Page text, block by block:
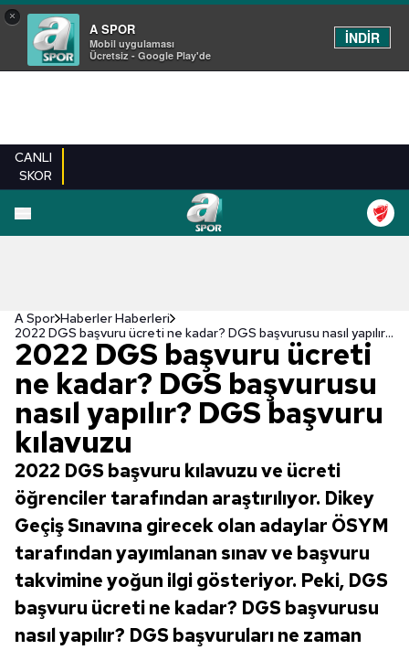
×
A SPOR
Mobil uygulaması
Ücretsiz - Google Play'de
İNDİR
CANLI
SKOR
A Spor Haberler Haberleri
2022 DGS başvuru ücreti ne kadar? DGS başvurusu nasıl yapılır? DGS başvuru kılavuzu
2022 DGS başvuru ücreti
ne kadar? DGS başvurusu
nasıl yapılır? DGS başvuru
kılavuzu
2022 DGS başvuru kılavuzu ve ücreti
öğrenciler tarafından araştırılıyor. Dikey
Geçiş Sınavına girecek olan adaylar ÖSYM
tarafından yayımlanan sınav ve başvuru
takvimine yoğun ilgi gösteriyor. Peki, DGS
başvuru ücreti ne kadar? DGS başvurusu
nasıl yapılır? DGS başvuruları ne zaman